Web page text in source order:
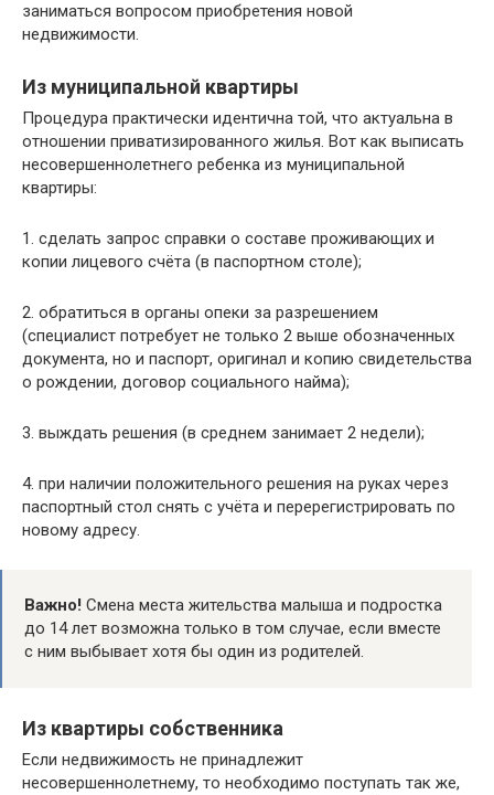
заниматься вопросом приобретения новой
недвижимости.
Из муниципальной квартиры
Процедура практически идентична той, что актуальна в
отношении приватизированного жилья. Вот как выписать
несовершеннолетнего ребенка из муниципальной
квартиры:
1. сделать запрос справки о составе проживающих и
копии лицевого счёта (в паспортном столе);
2. обратиться в органы опеки за разрешением
(специалист потребует не только 2 выше обозначенных
документа, но и паспорт, оригинал и копию свидетельства
о рождении, договор социального найма);
3. выждать решения (в среднем занимает 2 недели);
4. при наличии положительного решения на руках через
паспортный стол снять с учёта и перерегистрировать по
новому адресу.
Важно! Смена места жительства малыша и подростка
до 14 лет возможна только в том случае, если вместе
с ним выбывает хотя бы один из родителей.
Из квартиры собственника
Если недвижимость не принадлежит
несовершеннолетнему, то необходимо поступать так же,